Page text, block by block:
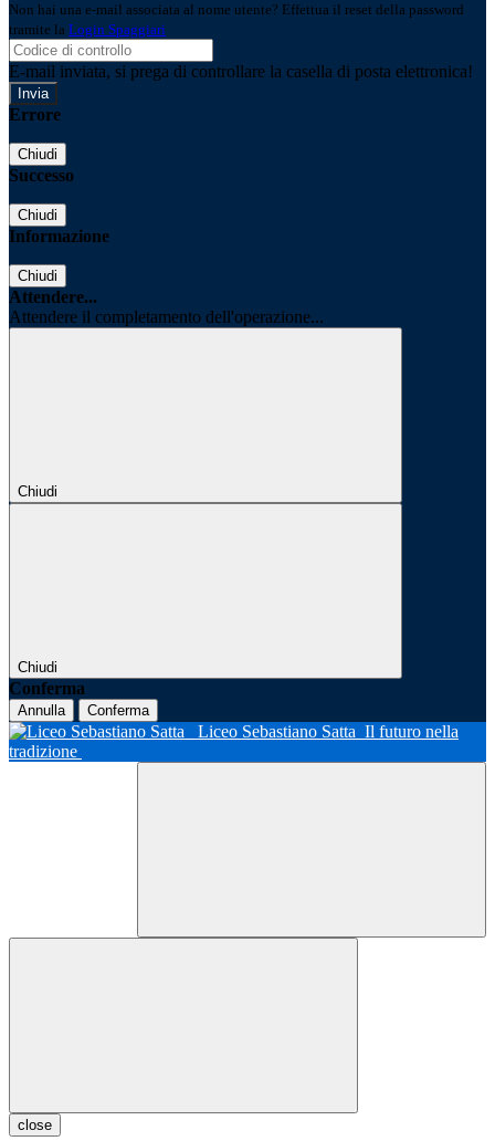
Non hai una e-mail associata al nome utente? Effettua il reset della password
tramite la Login Spaggiari
E-mail inviata, si prega di controllare la casella di posta elettronica!
Errore
Chiudi
Successo
Chiudi
Informazione
Chiudi
Attendere...
Attendere il completamento dell'operazione...
Chiudi
Chiudi
Conferma
Annulla Conferma
Liceo Sebastiano Satta Il futuro nella
tradizione
close